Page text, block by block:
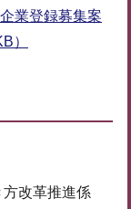
業登録募集案
）
改革推進係